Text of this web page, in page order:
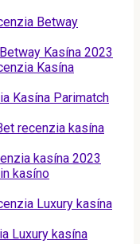
Betway
Kasína 2023
Kasína
Kasína Parimatch
recenzia kasína
kasína 2023
kasíno
Luxury kasína
Luxury kasína